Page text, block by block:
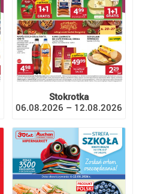
Stokrotka
06.08.2026 – 12.08.2026